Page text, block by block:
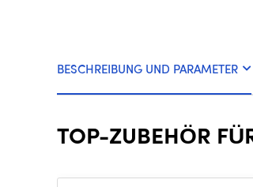
BESCHREIBUNG UND PARAMETER
TOP-ZUBEHÖR